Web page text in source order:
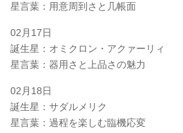
星言葉：用意周到さと几帳面
02月17日
誕生星：オミクロン・アクァーリィ
星言葉：器用さと上品さの魅力
02月18日
誕生星：サダルメリク
星言葉：過程を楽しむ臨機応変